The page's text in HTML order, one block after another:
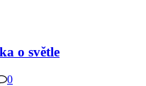
o světle
0